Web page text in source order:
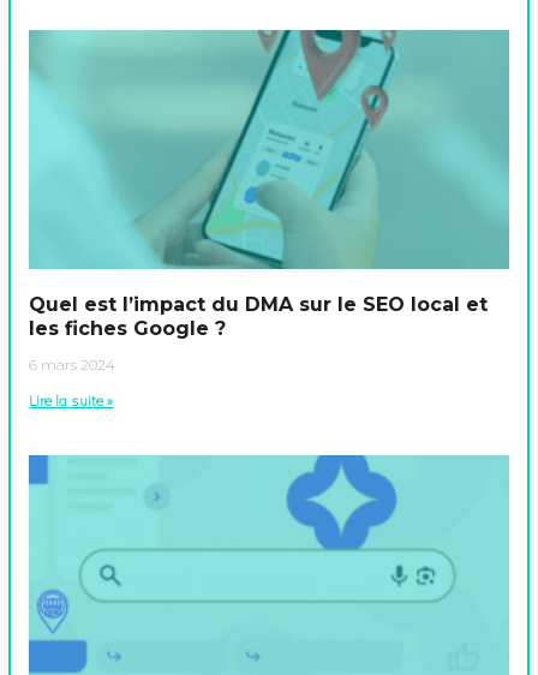
Quel est l’impact du DMA sur le SEO local et
les fiches Google ?
6 mars 2024
Lire la suite »